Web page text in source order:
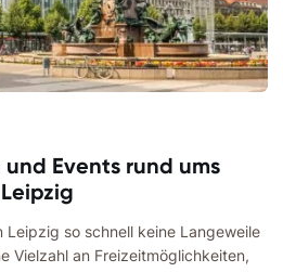
Events rund ums
Leipzig so schnell keine Langeweile
Vielzahl an Freizeitmöglichkeiten,